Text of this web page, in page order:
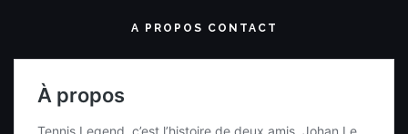
A PROPOS CONTACT